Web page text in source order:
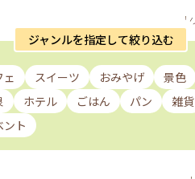
ジャンルを指定して絞り込む
ェ スイーツ おみやげ
景色
ホテル ごはん パン
雑貨
ント